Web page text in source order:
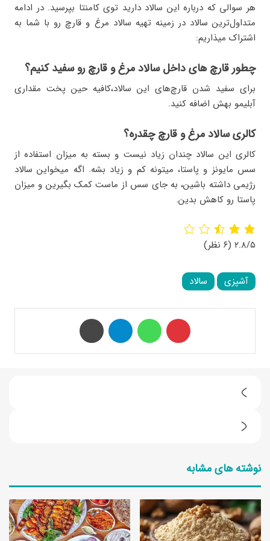
هر سوالی که درباره این سالاد دارید توی کامنتا بپرسید. در ادامه
متداول‌ترین سالاد در زمینه تهیه سالاد مرغ و قارچ رو با شما به
اشتراک میذاریم:
چطور قارچ های داخل سالاد مرغ و قارچ رو سفید کنیم؟
برای سفید شدن قارچ‌های این سالاد،کافیه حین پخت مقداری
آبلیمو بهش اضافه کنید.
کالری سالاد مرغ و قارچ چقدره؟
کالری این سالاد چندان زیاد نیست و بسته به میزان استفاده از
سس مایونز و پاستا، میتونه کم و زیاد بشه. اگه میخواین سالاد
رژیمی داشته باشین، به جای سس از ماست کمک بگیرین و میزان
پاستا رو کاهش بدین.
۲.۸/۵ (۶ نظر)
آشپزی سالاد
چ
و
ن
ه
ر
ش
ک
ک
نوشته های مشابه